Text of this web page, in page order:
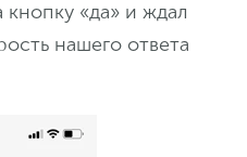
«да» и ждал
нашего ответа